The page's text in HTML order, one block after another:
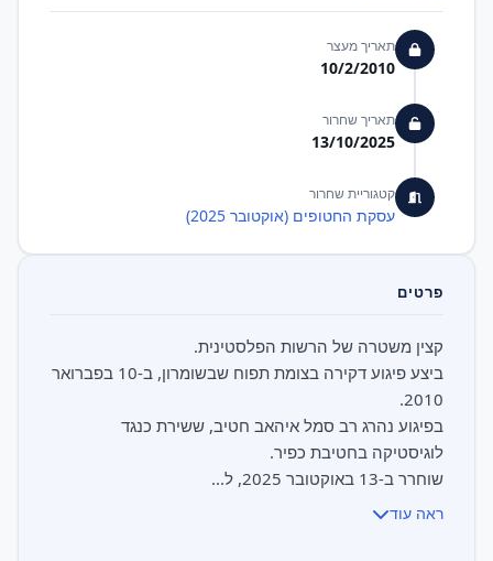
תאריך מעצר
10/2/2010
תאריך שחרור
13/10/2025
קטגוריית שחרור
עסקת החטופים (אוקטובר 2025)
פרטים
ביצע פיגוע דקירה בצומת תפוח שבשומרון, ב-10 בפברואר
בפיגוע נהרג רב סמל איהאב חטיב, ששירת כנגד
שוחרר ב-13 באוקטובר 2025, ל...
ראה עוד